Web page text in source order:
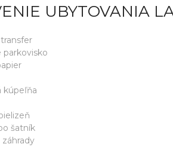
UBYTOVANIA
parkovisko
kúpeľňa
šatník